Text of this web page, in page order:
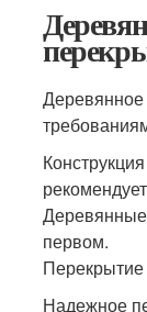
Деревянные
первом.
Надежное